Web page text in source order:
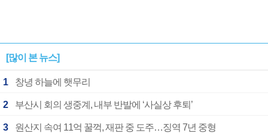
[많이 본 뉴스]
1 창녕 하늘에 햇무리
2 부산시 회의 생중계, 내부 반발에 ‘사실상 후퇴’
3 원산지 속여 11억 꿀꺽, 재판 중 도주…징역 7년 중형